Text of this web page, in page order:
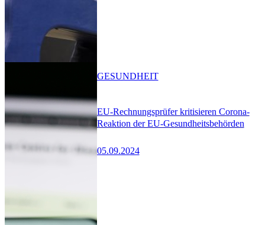
EU-Rechnungsprüfer kritisieren Corona-
Reaktion der EU-Gesundheitsbehörden
05.09.2024
GESUNDHEIT